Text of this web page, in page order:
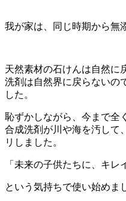
我が家は、同じ時期から無
天然素材の石けんは自然に
洗剤は自然界に戻らないの
した。
恥ずかしながら、今まで全
合成洗剤が川や海を汚して
リしました。
「未来の子供たちに、キレ
という気持ちで使い始めま